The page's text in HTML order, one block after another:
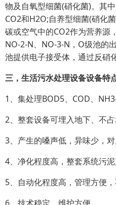
物及自氧型细菌(硝化菌)。其
CO2和H2O;自养型细菌(硝化
碳或空气中的CO2作为营养源
NO-2-N、NO-3-N，O级池的
池提供电子接受体，通过反硝
三，生活污水处理设备设备特
1、集处理BOD5、COD、
2、整套设备可埋入地下、不
3、产生的嗓声低，异味少，
4、净化程度高，整套系统污
5、自动化程度高，管理方便